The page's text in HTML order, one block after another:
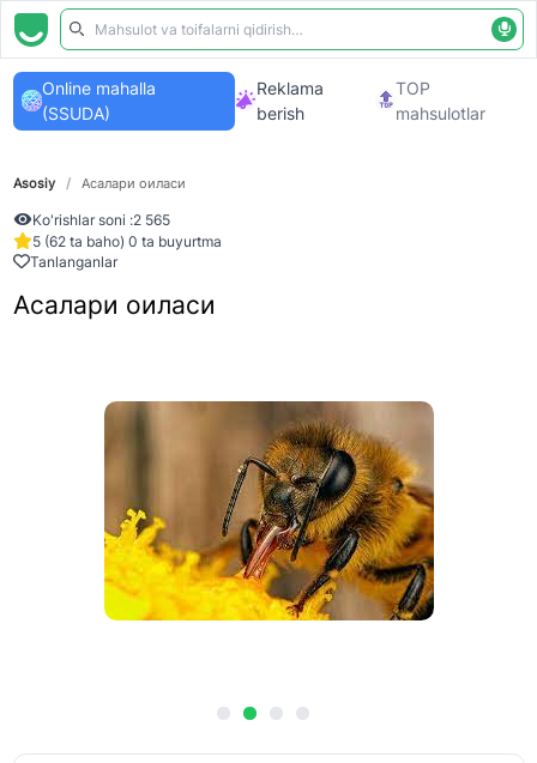
Online mahalla
(SSUDA)
Reklama
berish
TOP
mahsulotlar
Asosiy / Асалари оиласи
Ko'rishlar soni :2 565
5 (62 ta baho) 0 ta buyurtma
Tanlanganlar
Асалари оиласи